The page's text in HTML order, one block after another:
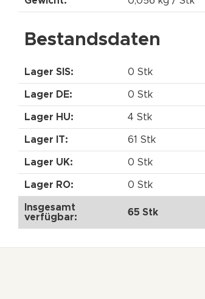
Bestandsdaten
Lager SIS: 0 Stk
Lager DE: 0 Stk
Lager HU: 4 Stk
Lager IT: 61 Stk
Lager UK: 0 Stk
Lager RO: 0 Stk
Insgesamt
verfügbar:
65 Stk